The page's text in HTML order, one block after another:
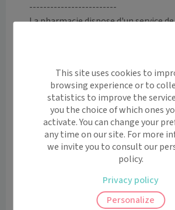
-------------------------
La pharmacie dispose d'un service de
du parcours de soins. Grâce à ses
connectés, elle facilitera le
rapport à une téléconsultation
N'hésitez pas à en parler à votre
d'informations !
Site internet
Remboursements
This site uses cookies to
browsing experience or to
statistics to improve the
you the choice of which ones
activate. You can change your
any time on our site. For more
we invite you to consult our
policy.
Personalize
Privacy policy